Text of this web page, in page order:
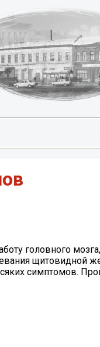
головного мозга,
щитовидной
симптомов.